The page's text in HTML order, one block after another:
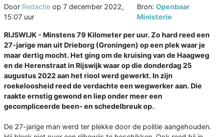
Door Redactie op 7 december 2022,
15:07 uur
Bron: Openbaar
Ministerie
RIJSWIJK - Minstens 79 Kilometer per uur. Zo hard reed een
27-jarige man uit Drieborg (Groningen) op een plek waar je
maar dertig mocht. Het ging om de kruising van de Haagweg
en de Herenstraat in Rijswijk waar op die donderdag 25
augustus 2022 aan het riool werd gewerkt. In zijn
roekeloosheid reed de verdachte een wegwerker aan. Die
raakte ernstig gewond en liep onder meer een
gecompliceerde been- en schedelbreuk op.
De 27-jarige man werd ter plekke door de politie aangehouden.